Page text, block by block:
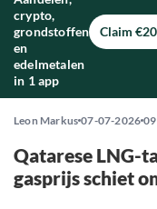
crypto,
grondstoffen
en
edelmetalen
in 1 app
Claim
Leon Markus 07-07-2026
Qatarese LNG-
gasprijs schiet